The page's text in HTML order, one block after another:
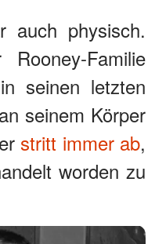
auch physisch.
Familie
seinen letzten
seinem Körper
stritt immer ab,
worden zu